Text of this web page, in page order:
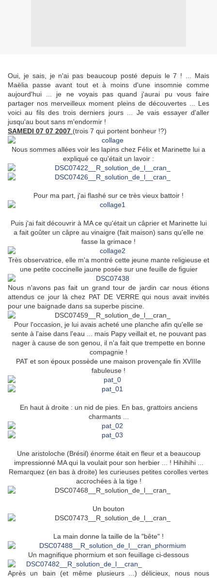
Oui, je sais, je n'ai pas beaucoup posté depuis le 7 ! ... Mais
Maëlia passe avant tout et à moins d'une insomnie comme
aujourd'hui ... je ne voyais pas quand j'aurai pu vous faire
partager nos merveilleux moment pleins de découvertes ... Les
voici au fils des trois derniers jours ... Je vais essayer d'aller
jusqu'au bout sans m'endormir !
SAMEDI 07 07 2007 (trois 7 qui portent bonheur !?)
Nous sommes allées voir les lapins chez Félix et Marinette lui a
expliqué ce qu'était un lavoir :
Pour ma part, j'ai flashé sur ce très vieux battoir !
Puis j'ai fait découvrir à MA ce qu'était un câprier et Marinette lui
a fait goûter un câpre au vinaigre (fait maison) sans qu'elle ne
fasse la grimace !
Très observatrice, elle m'a montré cette jeune mante religieuse et
une petite coccinelle jaune posée sur une feuille de figuier
Nous n'avons pas fait un grand tour de jardin car nous étions
attendus ce jour là chez PAT DE VERRE qui nous avait invités
pour une baignade dans sa superbe piscine.
Pour l'occasion, je lui avais acheté une planche afin qu'elle se
sente à l'aise dans l'eau ... mais Papy veillait et, ne pouvant pas
nager à cause de son genou, il n'a fait que trempette en bonne
compagnie !
PAT et son époux possède une maison provençale fin XVIIIe
fabuleuse !
En haut à droite : un nid de pies. En bas, grattoirs anciens
charmants ...
Une aristoloche (Brésil) énorme était en fleur et a beaucoup
impressionné MA qui la voulait pour son herbier ... ! Hihihihi ...
Remarquez (en bas à droite) les curieuses petites corolles vertes
accrochées à la tige !
Un bouton
La main donne la taille de la "bête" !
Un magnifique phormium et son feuillage ci-dessous
Après un bain (et même plusieurs ...) délicieux, nous nous